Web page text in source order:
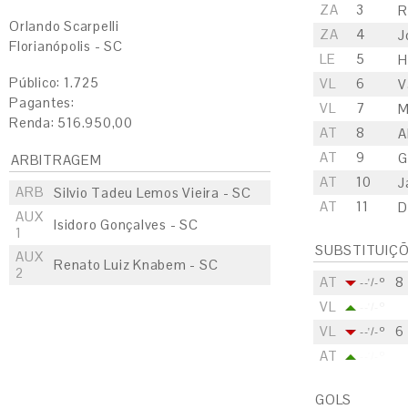
Orlando Scarpelli
Florianópolis - SC
Público: 1.725
Pagantes:
Renda: 516.950,00
ARBITRAGEM
ARB
Silvio Tadeu Lemos Vieira - SC
AUX
1
Isidoro Gonçalves - SC
AUX
2
Renato Luiz Knabem - SC
ZA
3
ZA
4
LE
5
VL
6
VL
7
AT
8
AT
9
AT
10
AT
11
AT
--'/-º
8
VL
VL --'/-º
6
AT
GOLS